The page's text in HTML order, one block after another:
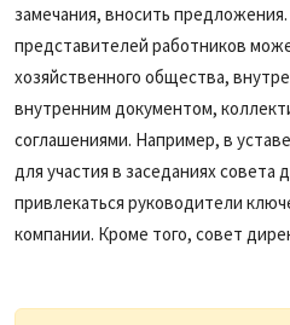
замечания, вносить
представителей работников
хозяйственного общества,
внутренним документом,
соглашениями. Например, в
для участия в заседаниях совета
привлекаться руководители
компании. Кроме того, совет